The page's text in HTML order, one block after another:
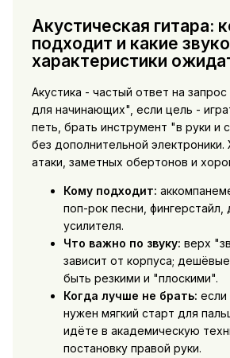
Акустическая гитара:
подходит и какие
характеристики
Акустика - частый ответ на запрос
для начинающих", если цель -
петь, брать инструмент "в руки и
без дополнительной
атаки, заметных обертонов и
Кому подходит:
поп-рок песни,
усилителя.
Что важно по звуку: верх
зависит от корпуса;
быть резкими и "плоскими".
Когда лучше не брать: если
нужен мягкий старт для
идёте в академическую
постановку правой руки.